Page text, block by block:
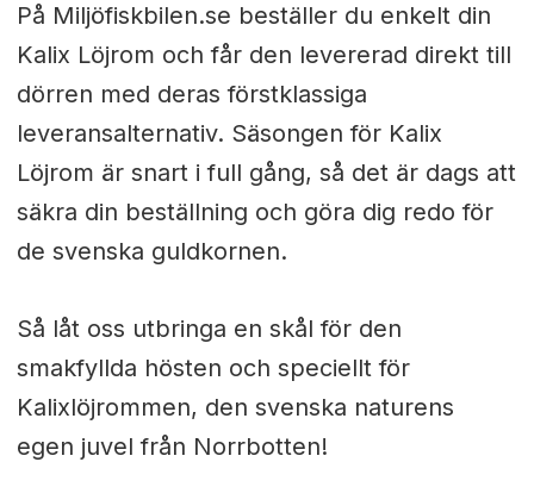
På Miljöfiskbilen.se beställer du enkelt din
Kalix Löjrom och får den levererad direkt till
dörren med deras förstklassiga
leveransalternativ. Säsongen för Kalix
Löjrom är snart i full gång, så det är dags att
säkra din beställning och göra dig redo för
de svenska guldkornen.
Så låt oss utbringa en skål för den
smakfyllda hösten och speciellt för
Kalixlöjrommen, den svenska naturens
egen juvel från Norrbotten!